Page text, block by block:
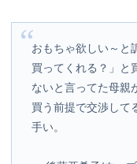
おもちゃ欲しい～と
買ってくれる？」と
ないと言ってた母親
買う前提で交渉して
手い。